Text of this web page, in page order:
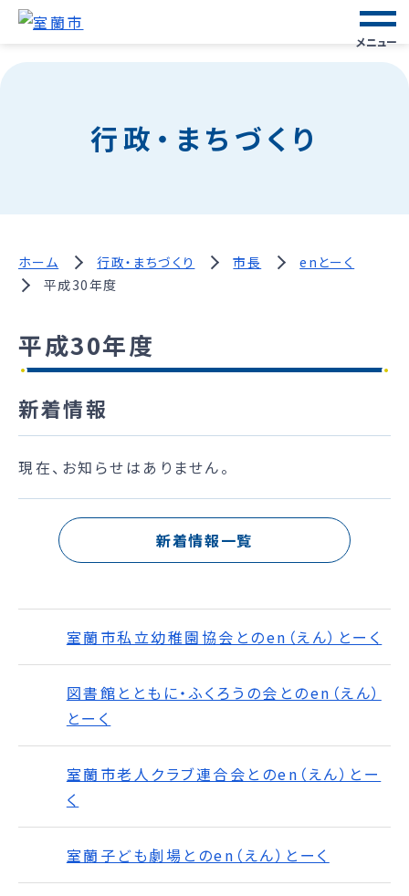
メニュー
行政・まちづくり
ホーム 行政・まちづくり 市長
enとーく
平成30年度
平成30年度
新着情報
現在、お知らせはありません。
新着情報一覧
室蘭市私立幼稚園協会とのen（えん）とーく
図書館とともに・ふくろうの会とのen（えん）
とーく
室蘭市老人クラブ連合会とのen（えん）とー
く
室蘭子ども劇場とのen（えん）とーく